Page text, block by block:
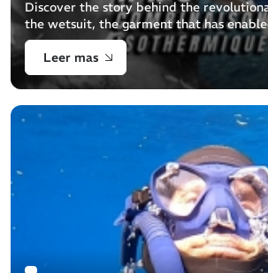
Discover the story behind the
the wetsuit, the garment that has
enthusiasts to explore the seabed in
year round. This BEUCHAT [...]
Leer mas